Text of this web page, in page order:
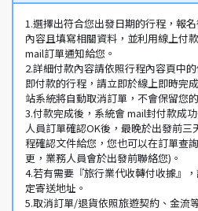
1.選擇出符合您出發日期的行程，報
內容且填寫相關資料，並利用線上付
mail訂單通知給您。
2.詳細付款內容請依照行程內容頁中
即付款的行程，請立即於線上即時完
站系統將自動取消訂單，不會保留您
3.付款完成後，系統會 mail封付款成
人員訂單確認OK後，最晚於出發前
程確認文件給您，您也可以在訂單查
更，業務人員會於出發前聯絡您)。
4.若有需要『旅行業代收轉付收據』
定寄送地址。
5.取消訂單/退貨依照旅遊契約、金流